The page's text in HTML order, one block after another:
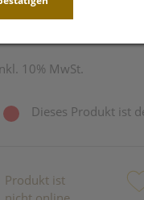
10% MwSt.
Dieses Produkt ist
Produkt ist